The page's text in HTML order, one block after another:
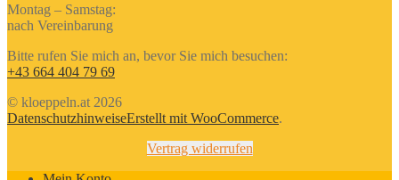
Montag – Samstag:
nach Vereinbarung
Bitte rufen Sie mich an, bevor Sie mich besuchen:
+43 664 404 79 69
© kloeppeln.at 2026
DatenschutzhinweiseErstellt mit WooCommerce.
Vertrag widerrufen